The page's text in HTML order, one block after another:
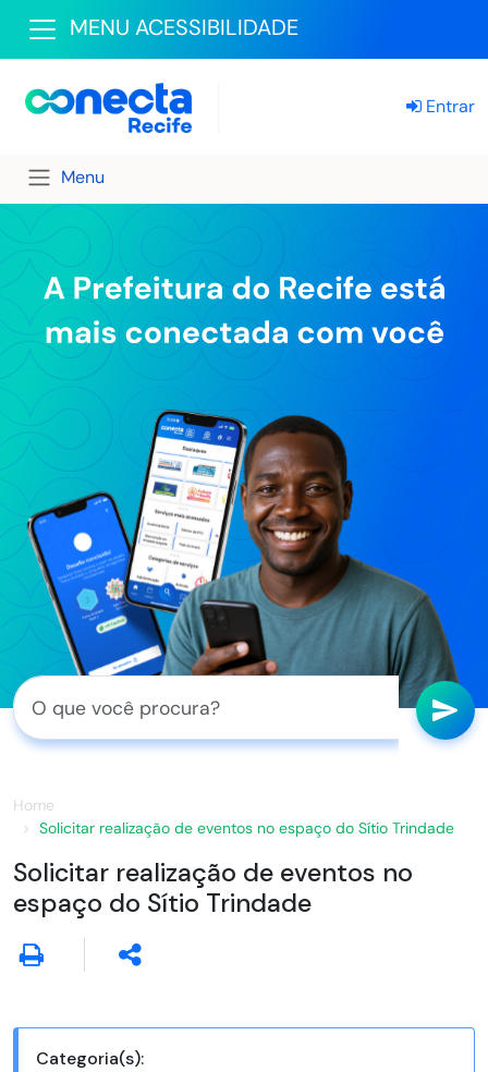
MENU ACESSIBILIDADE
Entrar
Menu
Home
Solicitar realização de eventos no espaço do Sítio Trindade
Solicitar realização de eventos no
espaço do Sítio Trindade
Categoria(s):